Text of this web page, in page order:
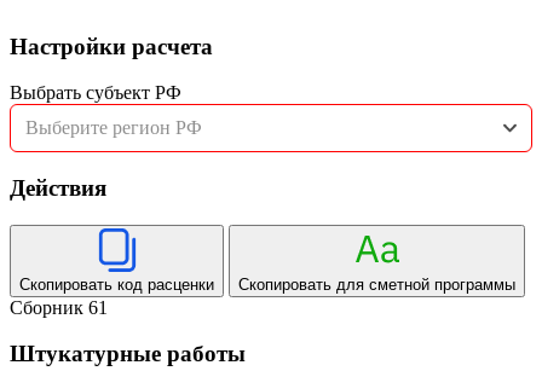
Настройки расчета
Выбрать субъект РФ
Выберите регион РФ
Действия
Скопировать код расценки Скопировать для сметной программы
Сборник 61
Штукатурные работы